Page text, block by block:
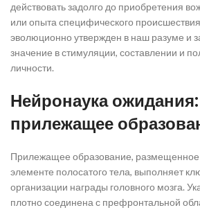
действовать задолго до приобретения
или опыта специфического
эволюционно утвержден в наш разуме и
значение в стимуляции, составлении и
личности.
Нейронаука ожидания:
прилежащее
Прилежащее образование, размещенное
элементе полосатого тела, выполняет
организации награды головного мозга.
плотно соединена с префронтальной